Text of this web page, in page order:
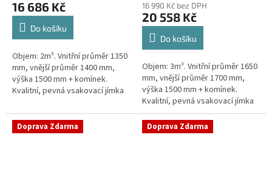
je
4,8
hvězdiček.
16 686 Kč
Do košíku
Objem: 2m³. Vnitřní průměr 1350
mm, vnější průměr 1400 mm,
výška 1500 mm + komínek.
Kvalitní, pevná vsakovací jímka
obetonování Průměr přítoku a
odtoku +...
16 990 Kč bez DPH
20 558 Kč
Do košíku
Objem: 3m³. Vnitřní průměr 1650
mm, vnější průměr 1700 mm,
výška 1500 mm + komínek.
Kvalitní, pevná vsakovací jímka
(nádrž) bez potřeby
obetonování Průměr přítoku a
odtoku +...
Doprava Zdarma Doprava Zdarma